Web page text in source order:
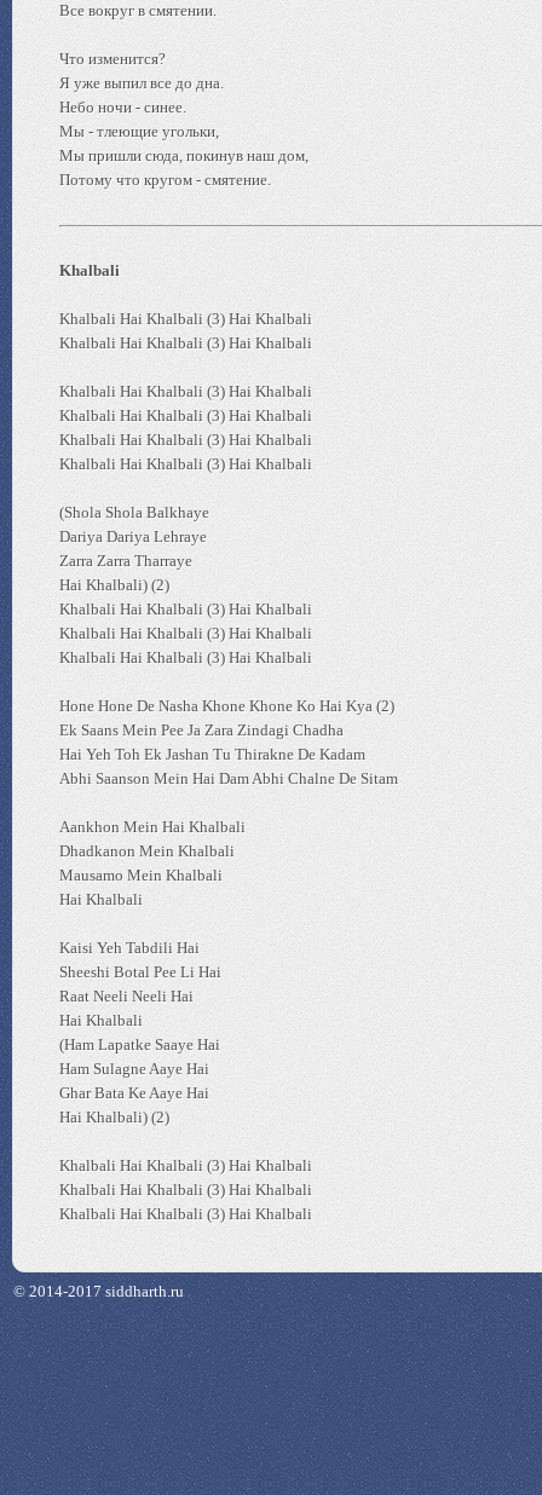
Все вокруг в смятении.
Что изменится?
Я уже выпил все до дна.
Небо ночи - синее.
Мы - тлеющие угольки,
Мы пришли сюда, покинув наш дом,
Потому что кругом - смятение.
Khalbali
Khalbali Hai Khalbali (3) Hai Khalbali
Khalbali Hai Khalbali (3) Hai Khalbali
Khalbali Hai Khalbali (3) Hai Khalbali
Khalbali Hai Khalbali (3) Hai Khalbali
Khalbali Hai Khalbali (3) Hai Khalbali
Khalbali Hai Khalbali (3) Hai Khalbali
(Shola Shola Balkhaye
Dariya Dariya Lehraye
Zarra Zarra Tharraye
Hai Khalbali) (2)
Khalbali Hai Khalbali (3) Hai Khalbali
Khalbali Hai Khalbali (3) Hai Khalbali
Khalbali Hai Khalbali (3) Hai Khalbali
Hone Hone De Nasha Khone Khone Ko Hai Kya (2)
Ek Saans Mein Pee Ja Zara Zindagi Chadha
Hai Yeh Toh Ek Jashan Tu Thirakne De Kadam
Abhi Saanson Mein Hai Dam Abhi Chalne De Sitam
Aankhon Mein Hai Khalbali
Dhadkanon Mein Khalbali
Mausamo Mein Khalbali
Hai Khalbali
Kaisi Yeh Tabdili Hai
Sheeshi Botal Pee Li Hai
Raat Neeli Neeli Hai
Hai Khalbali
(Ham Lapatke Saaye Hai
Ham Sulagne Aaye Hai
Ghar Bata Ke Aaye Hai
Hai Khalbali) (2)
Khalbali Hai Khalbali (3) Hai Khalbali
Khalbali Hai Khalbali (3) Hai Khalbali
Khalbali Hai Khalbali (3) Hai Khalbali
© 2014-2017 siddharth.ru